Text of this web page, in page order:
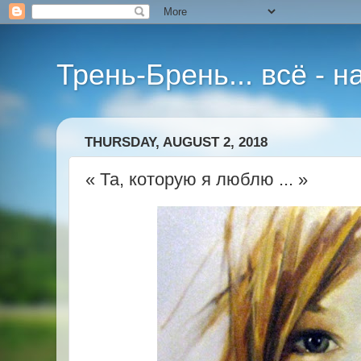
Трень-Брень... всё -
THURSDAY, AUGUST 2, 2018
« Та, которую я люблю ... »